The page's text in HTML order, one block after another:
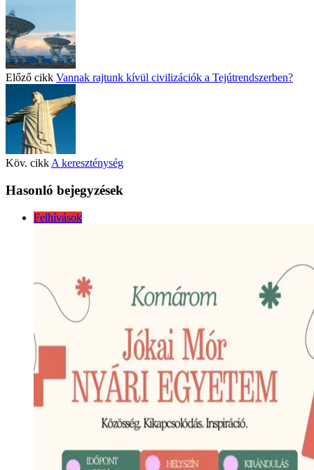
Előző cikk Vannak rajtunk kívül civilizációk a Tejútrendszerben?
Köv. cikk A kereszténység
Hasonló bejegyzések
Felhívások